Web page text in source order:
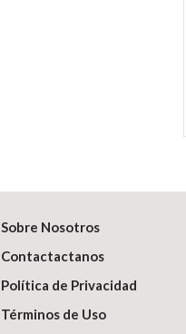
Sobre Nosotros
Contactactanos
Política de Privacidad
Términos de Uso